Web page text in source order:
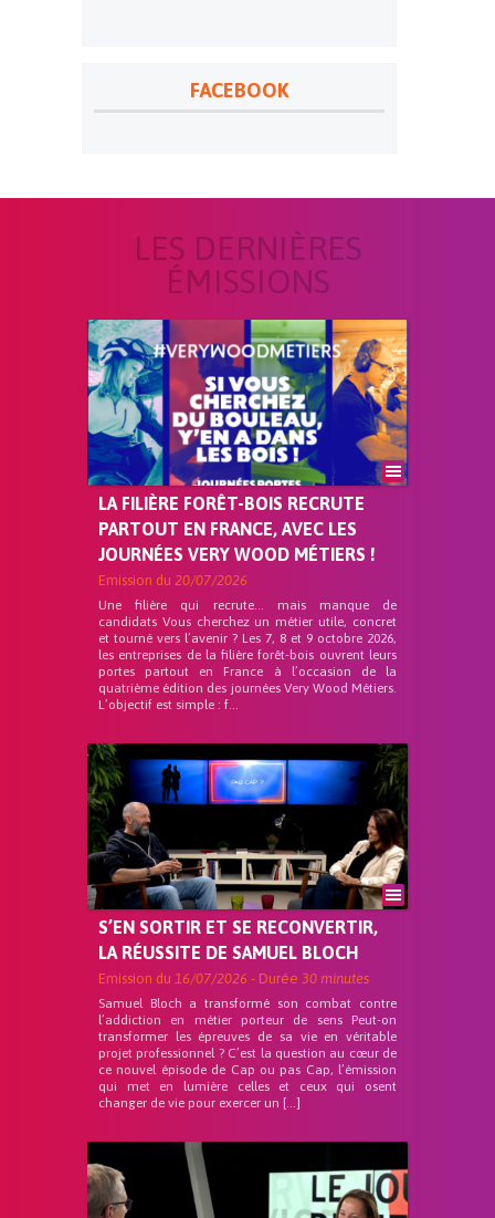
FACEBOOK
LES DERNIÈRES
ÉMISSIONS
LA FILIÈRE FORÊT-BOIS RECRUTE
PARTOUT EN FRANCE, AVEC LES
JOURNÉES VERY WOOD MÉTIERS !
Emission du 20/07/2026
Une filière qui recrute… mais manque de
candidats Vous cherchez un métier utile, concret
et tourné vers l’avenir ? Les 7, 8 et 9 octobre 2026,
les entreprises de la filière forêt-bois ouvrent leurs
portes partout en France à l’occasion de la
quatrième édition des journées Very Wood Métiers.
L’objectif est simple : f...
S’EN SORTIR ET SE RECONVERTIR,
LA RÉUSSITE DE SAMUEL BLOCH
Emission du 16/07/2026 - Durée 30 minutes
Samuel Bloch a transformé son combat contre
l’addiction en métier porteur de sens Peut-on
transformer les épreuves de sa vie en véritable
projet professionnel ? C’est la question au cœur de
ce nouvel épisode de Cap ou pas Cap, l’émission
qui met en lumière celles et ceux qui osent
changer de vie pour exercer un […]